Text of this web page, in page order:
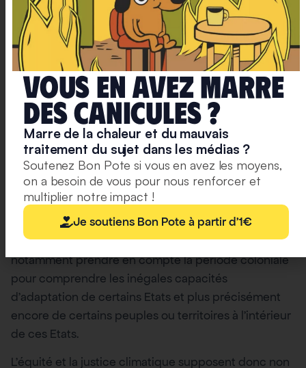
Les causes profondes de la vulnérabilité sont en
partie liées aux contextes politiques, économiques
et sociaux, à la fois présents mais aussi hérités.
L’équité suppose de tenir compte à la fois des
inégalités actuelles et des héritages. Il faut
notamment prendre en compte la période coloniale
pour comprendre les inégales capacités
d’adaptation de certains Etats et plus précisément
encore de certains peuples ou territoires à l’intérieur
de ces Etats.
L’équité et la justice climatique supposent donc non
Vous en avez marre
deS caniculeS ?
Marre de la chaleur et du mauvais
traitement du sujet dans les médias ?
Soutenez Bon Pote si vous en avez les moyens,
on a besoin de vous pour nous renforcer et
multiplier notre impact !
Je soutiens Bon Pote à partir d'1€